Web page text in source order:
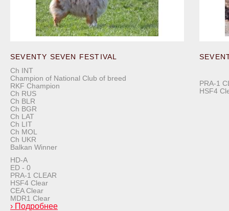
SEVENTY SEVEN FESTIVAL
Ch INT
Champion of National Club of breed
RKF Champion
Ch RUS
Ch BLR
Ch BGR
Ch LAT
Ch LIT
Ch MOL
Ch UKR
Balkan Winner
HD-A
ED - 0
PRA-1 CLEAR
HSF4 Clear
CEA Clear
MDR1 Clear
› Подробнее
PRA-1
HSF4